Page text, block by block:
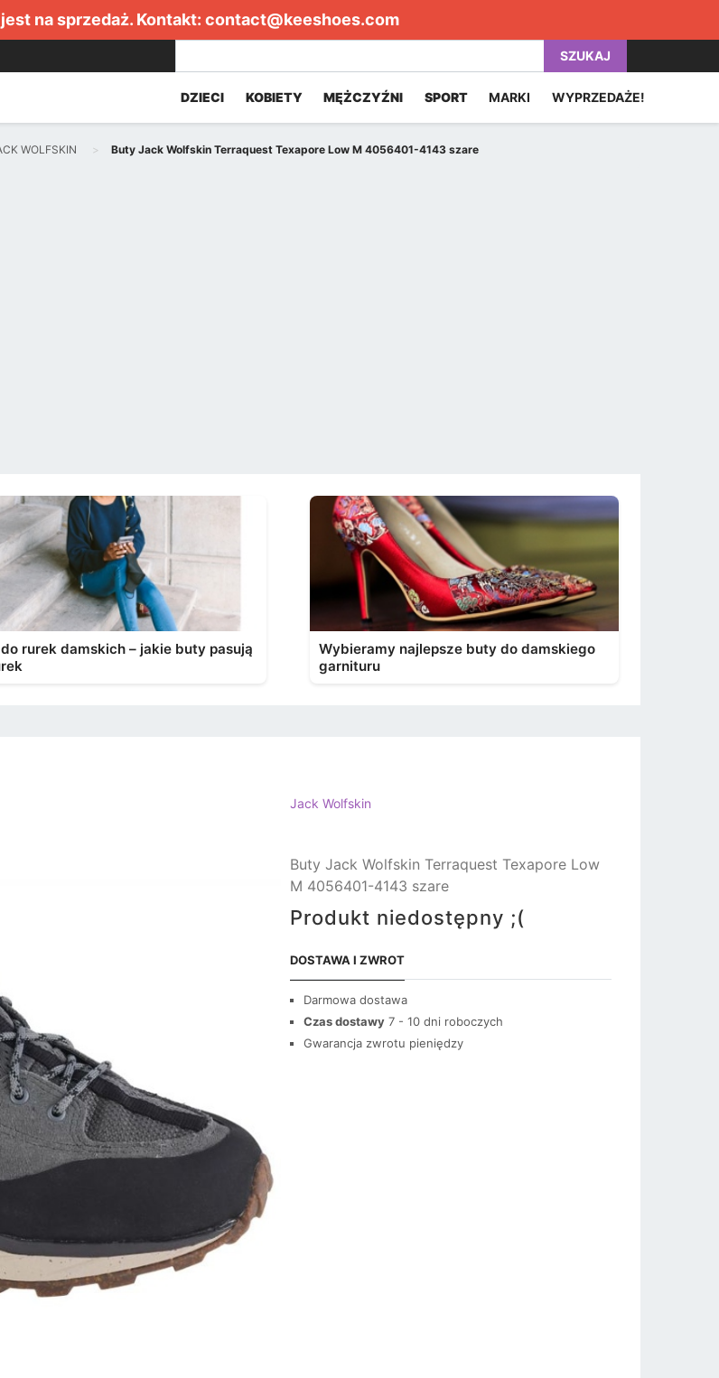
na sprzedaż. Kontakt: contact@keeshoes.com
SZUKAJ
DZIECI KOBIETY MĘŻCZYŹNI SPORT MARKI WYPRZEDAŻE!
WOLFSKIN Buty Jack Wolfskin Terraquest Texapore Low M 4056401-4143 szare
rurek damskich – jakie buty pasują
Wybieramy najlepsze buty do damskiego
garnituru
Jack Wolfskin
Buty Jack Wolfskin Terraquest Texapore Low
M 4056401-4143 szare
Produkt niedostępny ;(
DOSTAWA I ZWROT
Darmowa dostawa
Czas dostawy 7 - 10 dni roboczych
Gwarancja zwrotu pieniędzy